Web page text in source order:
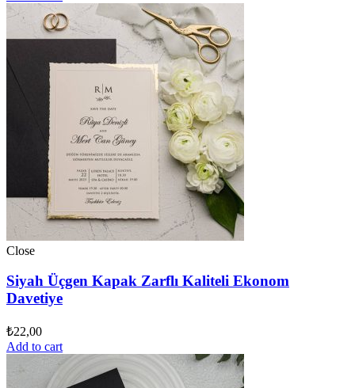
Close
Siyah Üçgen Kapak Zarflı Kaliteli Ekonom
Davetiye
₺22,00
Add to cart